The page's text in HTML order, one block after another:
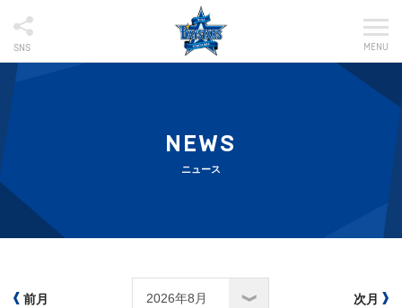
SNS MENU
NEWS
ニュース
前月 次月